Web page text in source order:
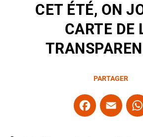
CET ÉTÉ, ON
CARTE DE
PARTAGER
F
a
E
m